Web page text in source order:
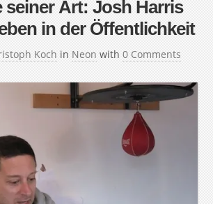
seiner Art: Josh Harris
in der Öffentlichkeit
Koch in Neon with 0 Comments